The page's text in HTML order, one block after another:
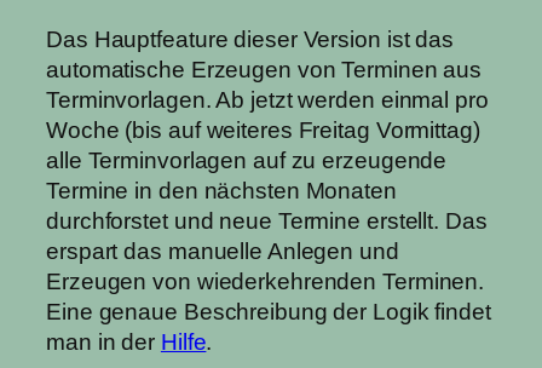
Das Hauptfeature dieser Version ist das
automatische Erzeugen von Terminen aus
Terminvorlagen. Ab jetzt werden einmal pro
Woche (bis auf weiteres Freitag Vormittag)
alle Terminvorlagen auf zu erzeugende
Termine in den nächsten Monaten
durchforstet und neue Termine erstellt. Das
erspart das manuelle Anlegen und
Erzeugen von wiederkehrenden Terminen.
Eine genaue Beschreibung der Logik findet
man in der Hilfe.